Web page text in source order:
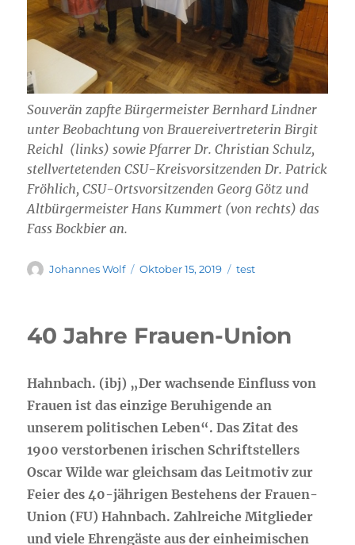
Souverän zapfte Bürgermeister Bernhard Lindner
unter Beobachtung von Brauereivertreterin Birgit
Reichl (links) sowie Pfarrer Dr. Christian Schulz,
stellvertetenden CSU-Kreisvorsitzenden Dr. Patrick
Fröhlich, CSU-Ortsvorsitzenden Georg Götz und
Altbürgermeister Hans Kummert (von rechts) das
Fass Bockbier an.
Autor
Johannes Wolf
Veröffentlicht
Oktober 15, 2019 Kategorien
test
40 Jahre Frauen-Union
Hahnbach. (ibj) „Der wachsende Einfluss von
Frauen ist das einzige Beruhigende an
unserem politischen Leben“. Das Zitat des
1900 verstorbenen irischen Schriftstellers
Oscar Wilde war gleichsam das Leitmotiv zur
Feier des 40-jährigen Bestehens der Frauen-
Union (FU) Hahnbach. Zahlreiche Mitglieder
und viele Ehrengäste aus der einheimischen